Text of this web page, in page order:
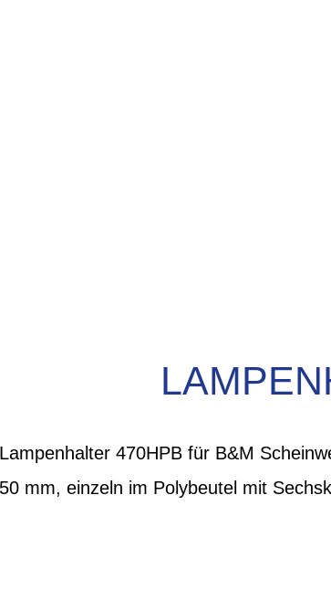
Lampenhalter 470HPB für B&M
50 mm, einzeln im Polybeutel mit